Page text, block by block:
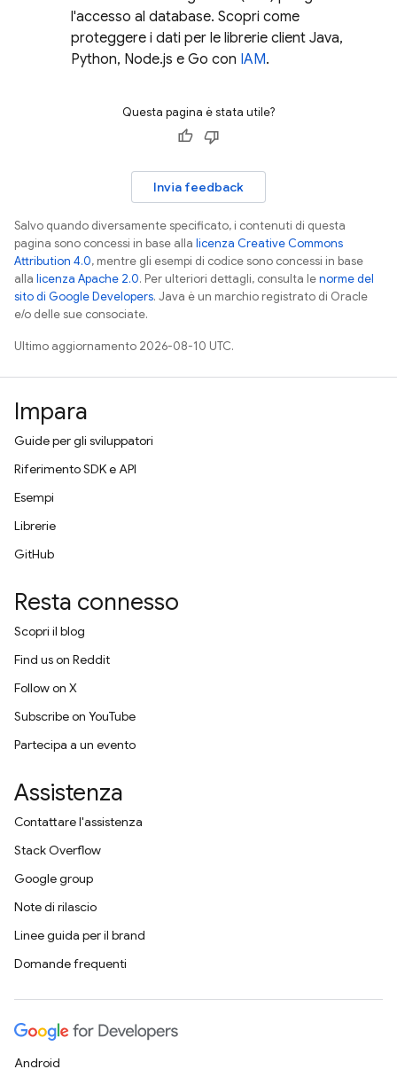
l'accesso al database. Scopri come
proteggere i dati per le librerie client Java,
Python, Node.js e Go con IAM.
Questa pagina è stata utile?
Invia feedback
Salvo quando diversamente specificato, i contenuti di questa
pagina sono concessi in base alla licenza Creative Commons
Attribution 4.0, mentre gli esempi di codice sono concessi in base
alla licenza Apache 2.0. Per ulteriori dettagli, consulta lenorme del
sito di Google Developers. Java è un marchio registrato di Oracle
e/o delle sue consociate.
Ultimo aggiornamento 2026-08-10 UTC.
Impara
Guide per gli sviluppatori
Riferimento SDK e API
Esempi
Librerie
GitHub
Resta connesso
Scopri il blog
Find us on Reddit
Follow on X
Subscribe on YouTube
Partecipa a un evento
Assistenza
Contattare l'assistenza
Stack Overflow
Google group
Note di rilascio
Linee guida per il brand
Domande frequenti
Android